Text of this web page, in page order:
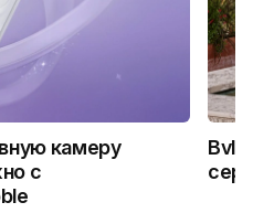
камеру
с